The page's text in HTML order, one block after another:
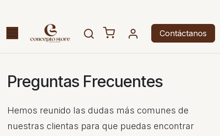
Contáctanos
Preguntas Frecuentes
Hemos reunido las dudas más comunes de
nuestras clientas para que puedas encontrar